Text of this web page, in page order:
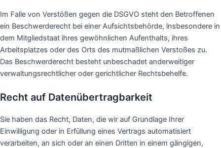
Im Falle von Verstößen gegen die DSGVO steht den Betroffenen
ein Beschwerderecht bei einer Aufsichtsbehörde, insbesondere in
dem Mitgliedstaat ihres gewöhnlichen Aufenthalts, ihres
Arbeitsplatzes oder des Orts des mutmaßlichen Verstoßes zu.
Das Beschwerderecht besteht unbeschadet anderweitiger
verwaltungsrechtlicher oder gerichtlicher Rechtsbehelfe.
Recht auf Daten­übertrag­barkeit
Sie haben das Recht, Daten, die wir auf Grundlage Ihrer
Einwilligung oder in Erfüllung eines Vertrags automatisiert
verarbeiten, an sich oder an einen Dritten in einem gängigen,